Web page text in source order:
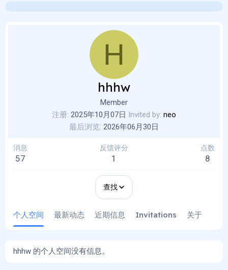
H
hhhw
Member
注册 2025年10月07日 Invited by neo
最后浏览 2026年06月30日
消息
57
反馈评分
1
点数
8
查找
个人空间 最新动态 近期信息 Invitations 关于
hhhw 的个人空间没有信息。